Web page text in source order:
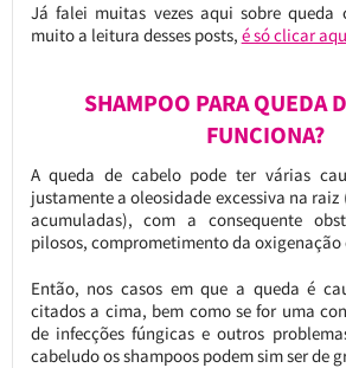
Já falei muitas vezes aqui sobre queda
muito a leitura desses posts, é só clicar
SHAMPOO PARA QUEDA
FUNCIONA?
A queda de cabelo pode ter várias
justamente a oleosidade excessiva na
acumuladas), com a consequente
pilosos, comprometimento da oxigenação
Então, nos casos em que a queda é
citados a cima, bem como se for uma
de infecções fúngicas e outros
cabeludo os shampoos podem sim ser de